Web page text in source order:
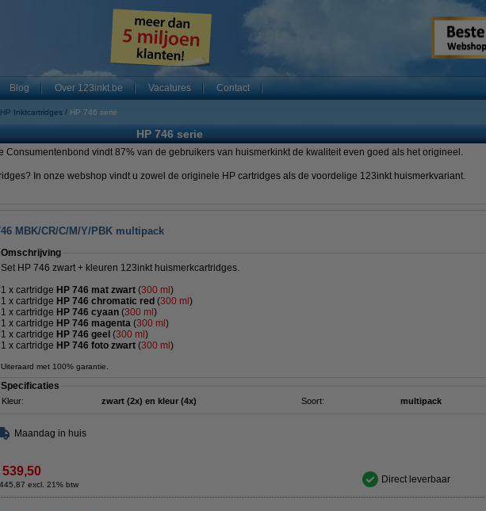
Blog Over 123inkt.be Vacatures Contact
HP Inktcartridges HP 746 serie
HP 746 serie
In onze webshop vindt u zowel de originele HP cartridges als de voordelige 123inkt huismerkvariant.
MBK/CR/C/M/Y/PBK multipack
Omschrijving
Set HP 746 zwart + kleuren 123inkt huismerkcartridges.
1 x cartridge HP 746 mat zwart (300 ml )
1 x cartridge HP 746 chromatic red (300 ml )
1 x cartridge HP 746 cyaan (300 ml )
1 x cartridge HP 746 magenta (300 ml )
1 x cartridge HP 746 geel (300 ml )
1 x cartridge HP 746 foto zwart (300 ml )
Uiteraard met 100% garantie.
Specificaties
Kleur: zwart (2x) en kleur (4x) Soort: multipack
Maandag in huis
539,50
excl. 21% btw Direct leverbaar